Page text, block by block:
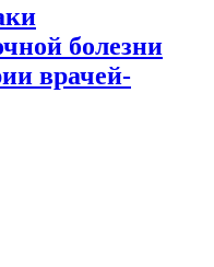
болезни
врачей-